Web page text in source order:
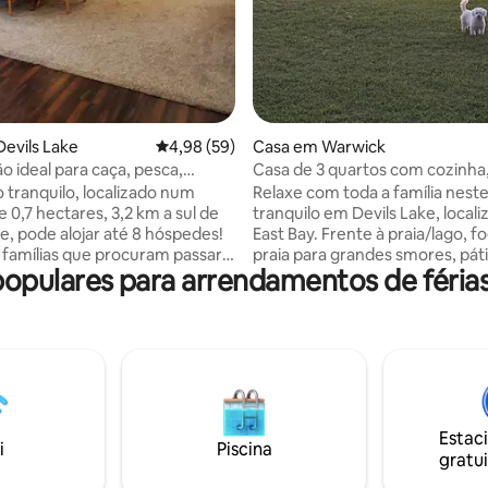
Lake Classificação média de 4,98 em 5 estrelas,
4,98 (59)
ideal para caça, pesca,
família!
tranquilo, localizado num
0,7 hectares, 3,2 km a sul de
pode alojar até 8 hóspedes!
famílias que procuram passar
ou para caçadores e
Esta casa limpa e espaçosa
na garagem aquecida de 111
ficam a uma curta
carro! Estão disponíveis
incluindo Wi-Fi.
Casa em Warwick
Casa de 3 quartos com
e praia em Devils Lake
Relaxe com toda a família
tranquilo em Devils Lake,
East Bay. Frente à praia/lago,
praia para grandes smores,
do lago, defumador de
livre, Char Grill, natação, pesca,
localizados a poucos minutos no
Campground. Cozinha familiar
micro-ondas, fogão, frigorífico,
de café, liquidificador,
TV, banheira. Caçadores,
para arrendamentos de
Piscina